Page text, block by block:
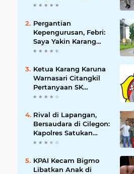
Presiden RI
Pergantian
Kepengurusan, Febri:
Saya Yakin Karang
Taruna Wanakarsa
Kepemimpinan Bung
Entus Jauh Membawa
Manfaat
Ketua Karang Karuna
Warnasari Citangkil
Pertanyaan SK
Karetaker dan Urgensi
Berduka
Rival di Lapangan,
Bersaudara di Cilegon:
Kapolres Satukan
Viking dan Jak Mania
Piala Presiden 2026
KPAI Kecam Bigmo
Libatkan Anak di